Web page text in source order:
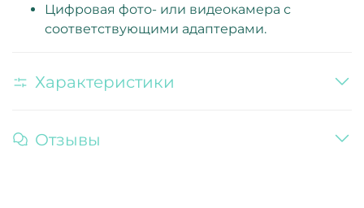
Цифровая фото- или видеокамера с
соответствующими адаптерами.
Характеристики
Отзывы